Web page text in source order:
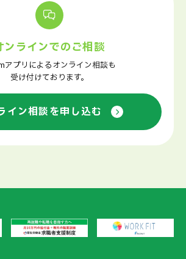
ンラインでのご相談
アプリによるオンライン相談も
受け付けております。
イン相談を申し込む